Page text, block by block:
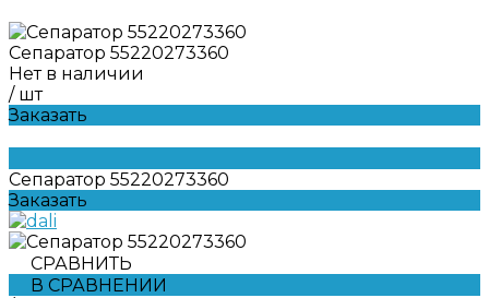
Сепаратор 55220273360
Нет в наличии
/ шт
Заказать
Сепаратор 55220273360
Заказать
СРАВНИТЬ
В СРАВНЕНИИ